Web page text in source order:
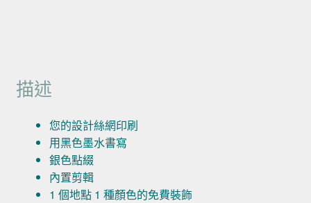
描述
您的設計絲網印刷
用黑色墨水書寫
銀色點綴
內置剪輯
1 個地點 1 種顏色的免費裝飾